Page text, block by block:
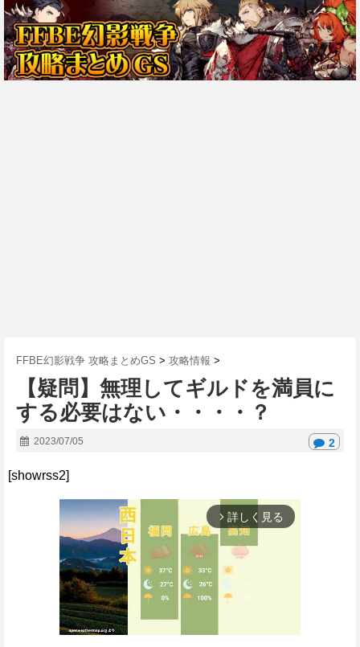
FFBE幻影戦争 攻略まとめGS > 攻略情報 >
【疑問】無理してギルドを満員に
する必要はない・・・・？
2023/07/05 2
[showrss2]
arrow_forward_ios 詳しく見る